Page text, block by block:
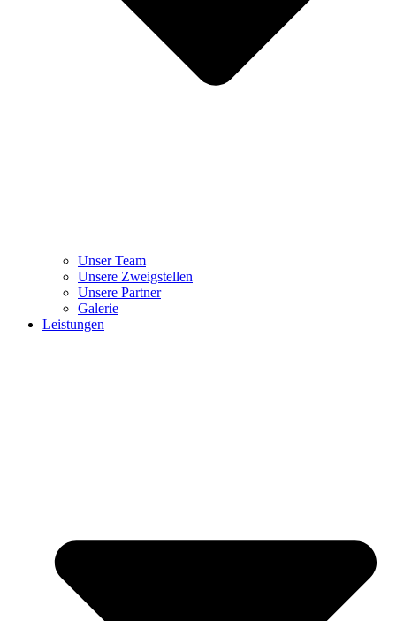
Unser Team
Unsere Zweigstellen
Unsere Partner
Galerie
Leistungen